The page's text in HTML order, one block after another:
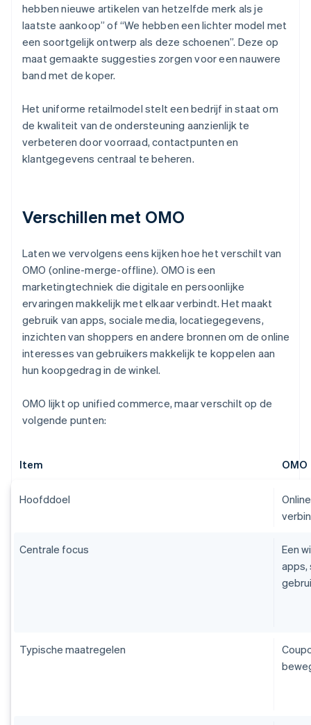
hebben nieuwe artikelen van hetzelfde merk als je
laatste aankoop” of “We hebben een lichter model met
een soortgelijk ontwerp als deze schoenen”. Deze op
maat gemaakte suggesties zorgen voor een nauwere
band met de koper.
Het uniforme retailmodel stelt een bedrijf in staat om
de kwaliteit van de ondersteuning aanzienlijk te
verbeteren door voorraad, contactpunten en
klantgegevens centraal te beheren.
Verschillen met OMO
Laten we vervolgens eens kijken hoe het verschilt van
OMO (online-merge-offline). OMO is een
marketingtechniek die digitale en persoonlijke
ervaringen makkelijk met elkaar verbindt. Het maakt
gebruik van apps, sociale media, locatiegegevens,
inzichten van shoppers en andere bronnen om de online
interesses van gebruikers makkelijk te koppelen aan
hun koopgedrag in de winkel.
OMO lijkt op unified commerce, maar verschilt op de
volgende punten:
Item OMO
Hoofddoel
Centrale focus
Een
apps,
Typische maatregelen